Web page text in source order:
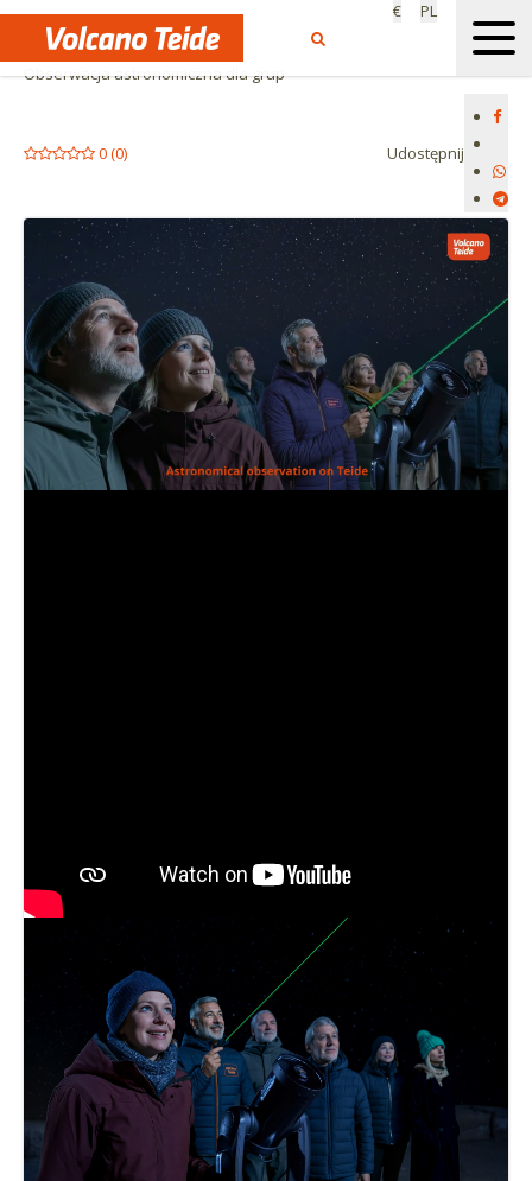
€
PL
Start Grupy
Obserwacja astronomiczna dla grup
0(0) Udostępnij